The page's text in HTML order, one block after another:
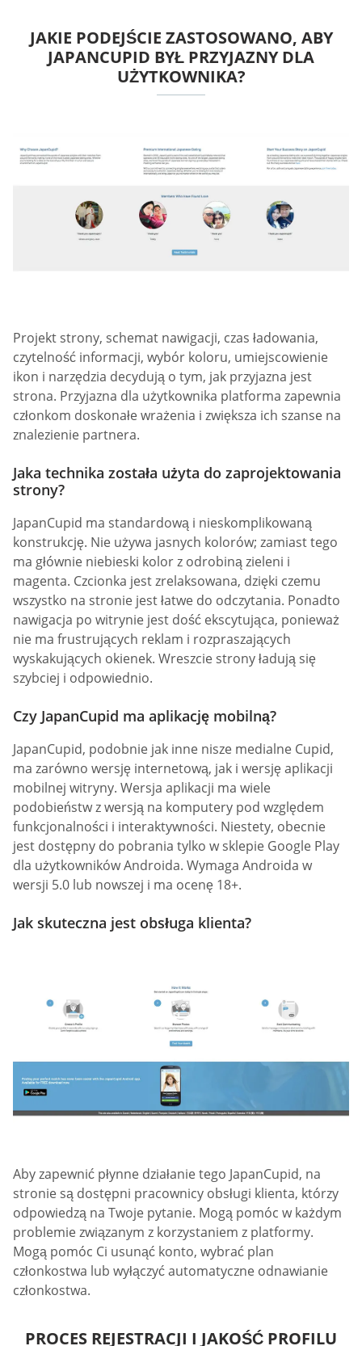
JAKIE PODEJŚCIE ZASTOSOWANO, ABY
JAPANCUPID BYŁ PRZYJAZNY DLA
UŻYTKOWNIKA?
Projekt strony, schemat nawigacji, czas ładowania,
czytelność informacji, wybór koloru, umiejscowienie
ikon i narzędzia decydują o tym, jak przyjazna jest
strona. Przyjazna dla użytkownika platforma zapewnia
członkom doskonałe wrażenia i zwiększa ich szanse na
znalezienie partnera.
Jaka technika została użyta do zaprojektowania
strony?
JapanCupid ma standardową i nieskomplikowaną
konstrukcję. Nie używa jasnych kolorów; zamiast tego
ma głównie niebieski kolor z odrobiną zieleni i
magenta. Czcionka jest zrelaksowana, dzięki czemu
wszystko na stronie jest łatwe do odczytania. Ponadto
nawigacja po witrynie jest dość ekscytująca, ponieważ
nie ma frustrujących reklam i rozpraszających
wyskakujących okienek. Wreszcie strony ładują się
szybciej i odpowiednio.
Czy JapanCupid ma aplikację mobilną?
JapanCupid, podobnie jak inne nisze medialne Cupid,
ma zarówno wersję internetową, jak i wersję aplikacji
mobilnej witryny. Wersja aplikacji ma wiele
podobieństw z wersją na komputery pod względem
funkcjonalności i interaktywności. Niestety, obecnie
jest dostępny do pobrania tylko w sklepie Google Play
dla użytkowników Androida. Wymaga Androida w
wersji 5.0 lub nowszej i ma ocenę 18+.
Jak skuteczna jest obsługa klienta?
Aby zapewnić płynne działanie tego JapanCupid, na
stronie są dostępni pracownicy obsługi klienta, którzy
odpowiedzą na Twoje pytanie. Mogą pomóc w każdym
problemie związanym z korzystaniem z platformy.
Mogą pomóc Ci usunąć konto, wybrać plan
członkostwa lub wyłączyć automatyczne odnawianie
członkostwa.
PROCES REJESTRACJI I JAKOŚĆ PROFILU